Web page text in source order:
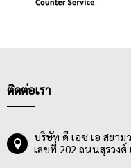
ติดต่อเรา
บริษัท ดี เอช เอ สยาม
เลขที่ 202 ถนนสุรวงศ์